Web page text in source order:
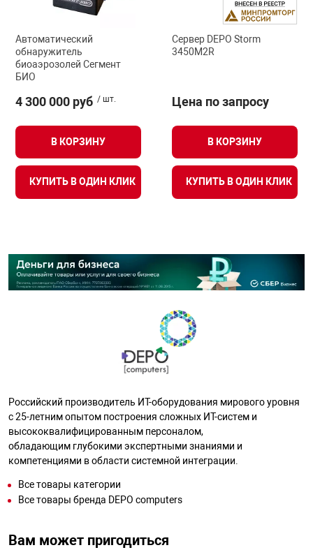
Автоматический
обнаружитель
биоаэрозолей Сегмент
БИО
4 300 000 руб / шт.
В КОРЗИНУ
КУПИТЬ В ОДИН КЛИК
Сервер DEPO Storm
3450M2R
Цена по запросу
В КОРЗИНУ
КУПИТЬ В ОДИН КЛИК
Российский производитель ИТ-оборудования мирового уровня
с 25-летним опытом построения сложных ИТ-систем и
высококвалифицированным персоналом,
обладающим глубокими экспертными знаниями и
компетенциями в области системной интеграции.
Все товары категории
Все товары бренда DEPO computers
Вам может пригодиться